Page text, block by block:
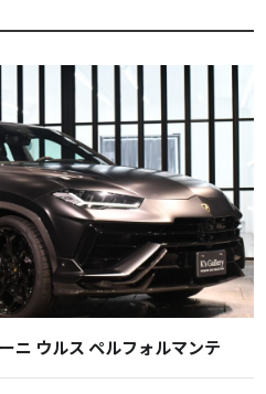
ウルス ペルフォルマンテ